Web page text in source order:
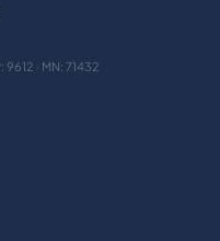
9612 · MN: 71432